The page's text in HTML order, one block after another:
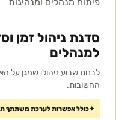
פיתוח מנהלים ומנהיגות
סדנת ניהול זמן
למנהלים
לבנות שבוע ניהולי שמגן על
החשובות.
✦כולל אפשרות לערכת משתתף